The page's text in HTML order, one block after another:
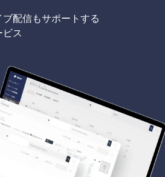
配信もサポートする
ス